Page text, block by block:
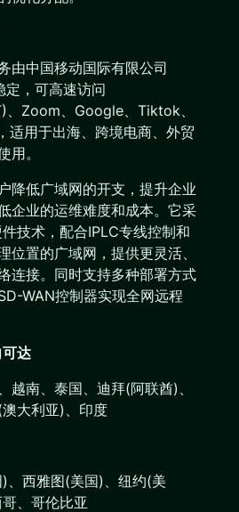
由中国移动国际有限公司
定，可高速访问
、Zoom、Google、Tiktok、
适用于出海、跨境电商、外贸
用。
降低广域网的开支，提升企业
企业的运维难度和成本。它采
技术，配合IPLC专线控制和
位置的广域网，提供更灵活、
连接。同时支持多种部署方式
WAN控制器实现全网远程
达
越南、泰国、迪拜(阿联酋)、
大利亚)、印度
、西雅图(美国)、纽约(美
、哥伦比亚